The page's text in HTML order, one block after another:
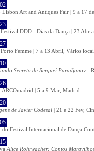
Lisbon Art and Antiques Fair | 9 a 17
Festival DDD - Dias da Dança | 23
Porto Femme | 7 a 13 Abril, Vários
Secreto de Serguei Paradjanov -
ARCOmadrid | 5 a 9 Mar, Madrid
de Javier Codesal | 21 e 22 Fev,
do Festival Internacional de Dança
Alice Rohrwacher: Contos